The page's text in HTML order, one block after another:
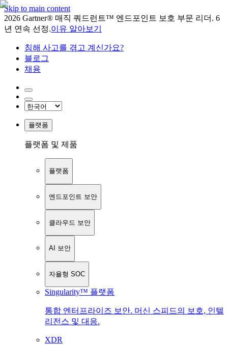
Skip to main content
2026 Gartner® 매직 쿼드런트™ 엔드포인트 보호 부문 리더. 6
년 연속 선정.이유 알아보기
침해 사고를 겪고 계신가요?
블로그
채용
플랫폼
플랫폼 및 제품
플랫폼
엔드포인트 보안
클라우드 보안
AI 보안
자율형 SOC
Singularity™ 플랫폼
통합 엔터프라이즈 보안. 머신 스피드의 보호, 인텔
리전스 및 대응.
XDR